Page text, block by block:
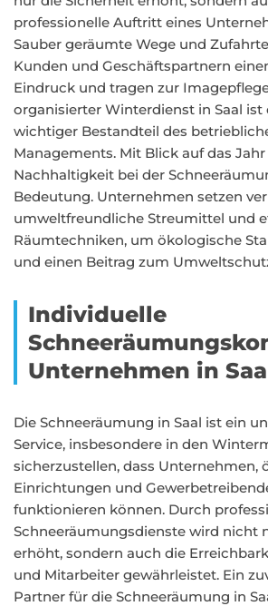
professionelle Auftritt eines
Sauber geräumte Wege und
Kunden und Geschäftspartnern
Eindruck und tragen zur
organisierter Winterdienst in Saal ist
wichtiger Bestandteil des
Managements. Mit Blick auf das
Nachhaltigkeit bei der
Bedeutung. Unternehmen setzen
umweltfreundliche Streumittel und
Räumtechniken, um ökologische
und einen Beitrag zum
Individuelle
Unternehmen in
Die Schneeräumung in Saal ist ein
Service, insbesondere in den
sicherzustellen, dass Unternehmen,
Einrichtungen und
funktionieren können. Durch
Schneeräumungsdienste wird nicht
erhöht, sondern auch die
und Mitarbeiter gewährleistet. Ein
Partner für die Schneeräumung in